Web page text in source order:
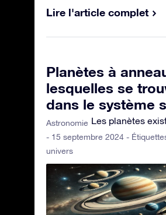
Lire l'article complet
Planètes à
lesquelles se
dans le système
Astronomie
- 15 septembre 2024 -
univers
Les planètes